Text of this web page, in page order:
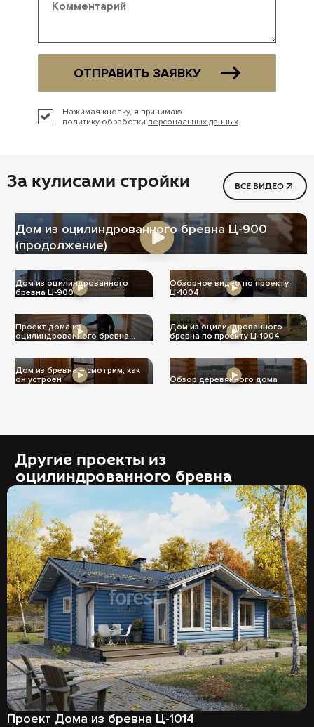
ОТПРАВИТЬ ЗАЯВКУ
Нажимая кнопку, я принимаю
политику обработки персональных данных.
За кулисами стройки ВСЕ ВИДЕО
Дом из оцилиндрованного бревна Ц-900
(продолжение)
Дом из оцилиндрованного
бревна Ц-900
Обзорное видео по проекту
Ц-1004
Проект дома из
оцилиндрованного бревна
Дом из оцилиндрованного
бревна по проекту Ц-1004
Дом из бревна – смотрим, как
он устроен
Обзор деревянного дома
Другие проекты из
оцилиндрованного бревна
Проект Дома из бревна Ц-1014